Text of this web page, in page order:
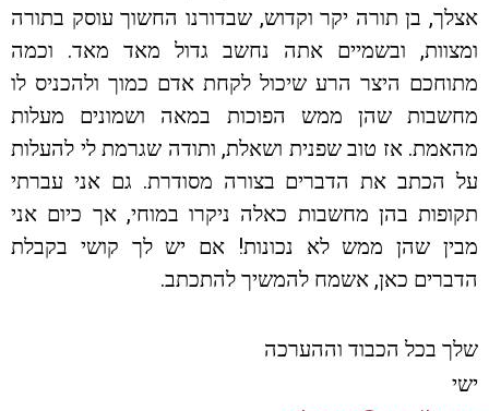
אצלך, בן תורה יקר וקדוש, שבדורנו החשוך עוסק בתורה
ומצוות, ובשמיים אתה נחשב גדול מאד מאד. וכמה
מתוחכם היצר הרע שיכול לקחת אדם כמוך ולהכניס לו
מחשבות שהן ממש הפוכות במאה ושמונים מעלות
מהאמת. אז טוב שפנית ושאלת, ותודה שגרמת לי להעלות
על הכתב את הדברים בצורה מסודרת. גם אני עברתי
תקופות בהן מחשבות כאלה ניקרו במוחי, אך כיום אני
מבין שהן ממש לא נכונות! אם יש לך קושי בקבלת
הדברים כאן, אשמח להמשיך להתכתב.
שלך בכל הכבוד וההערכה
ישי